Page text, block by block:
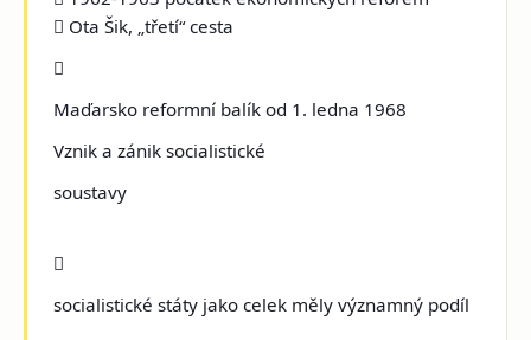
 Ota Šik, „třetí“ cesta

Maďarsko reformní balík od 1. ledna 1968
Vznik a zánik socialistické
soustavy

socialistické státy jako celek měly významný podíl